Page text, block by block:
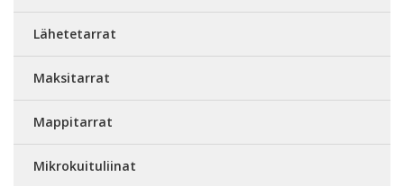
Lähetetarrat
Maksitarrat
Mappitarrat
Mikrokuituliinat